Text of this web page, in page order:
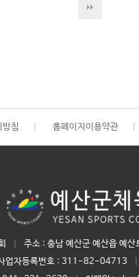
침 홈페이지이용약관
주소 : 충남 예산군 예산읍 예
업자등록번호 : 311-82-04713